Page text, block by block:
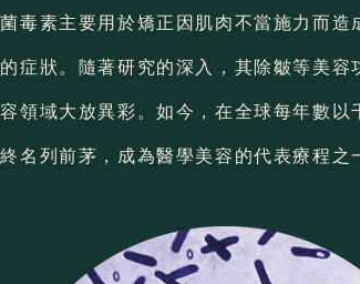
毒素主要用於矯正因肌肉不當施力而
症狀。隨著研究的深入，其除皺等美
領域大放異彩。如今，在全球每年數
名列前茅，成為醫學美容的代表療程之